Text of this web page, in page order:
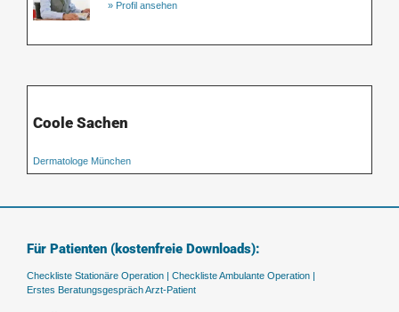
» Profil ansehen
Coole Sachen
Dermatologe München
Für Patienten (kostenfreie Downloads):
Checkliste Stationäre Operation |
Checkliste Ambulante Operation |
Erstes Beratungsgespräch Arzt-Patient